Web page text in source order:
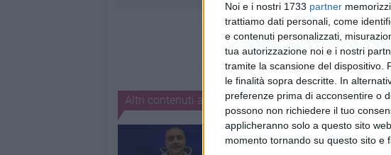
Noi e i nostri 1733 partner
trattiamo dati personali, come
e contenuti personalizzati,
tua autorizzazione noi e i nostri
tramite la scansione del dispositivo.
le finalità sopra descritte. In
preferenze prima di acconsentire o
possono non richiedere il tuo
applicheranno solo a questo sito
momento tornando su questo sito e
Altri contenuti a tema